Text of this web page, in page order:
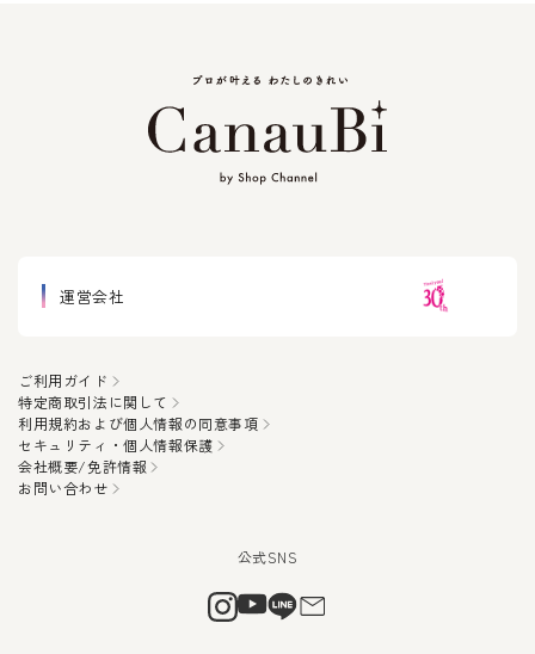
運営会社
ご利用ガイド
特定商取引法に関して
利用規約および個人情報の同意事項
セキュリティ・個人情報保護
会社概要/免許情報
お問い合わせ